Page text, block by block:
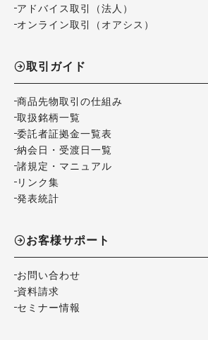
アドバイス取引（法人）
オンライン取引（オアシス）
取引ガイド
商品先物取引の仕組み
取扱銘柄一覧
委託者証拠金一覧表
納会日・受渡日一覧
諸規定・マニュアル
リンク集
発表統計
お客様サポート
お問い合わせ
資料請求
セミナー情報